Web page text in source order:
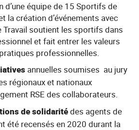
d’une équipe de 15 Sportifs de
la création d’événements avec
Travail soutient les sportifs dans
et fait entrer les valeurs
professionnelles.
annuelles soumises au jury
régionaux et nationaux
RSE des collaborateurs.
de solidaritédes agents de
été recensés en 2020 durant la